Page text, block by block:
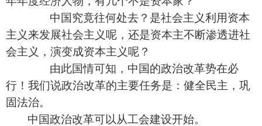
中国究竟往何处去？是社会主义利用资本
主义来发展社会主义呢，还是资本主不断渗透进社
会主义，演变成资本主义呢？
由此国情可知，中国的政治改革势在必
行！我们说政治改革的主要任务是：健全民主，巩
固法治。
中国政治改革可以从工会建设开始。